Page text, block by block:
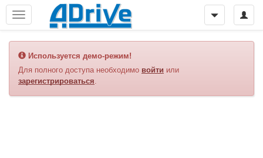
Используется демо-режим!
Для полного доступа необходимо войти или
зарегистрироваться.